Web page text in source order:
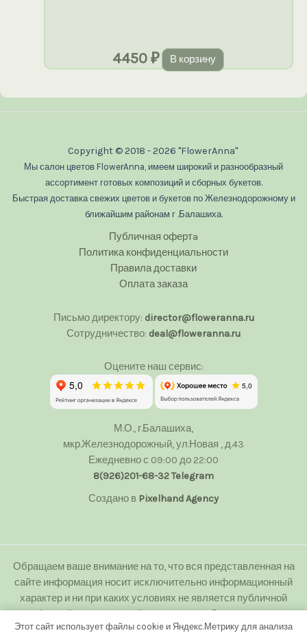
4450₽ В корзину
Copyright © 2018 - 2026 "FlowerAnna"
Мы салон цветов FlowerAnna, имеем широкий и разнообразный
ассортимент готовых композиций и сборных букетов.
Быстрая доставка свежих цветов и букетов по Железнодорожному и
ближайшим районам г .Балашиха.
Публичная офертa
Политика конфиденциальности
Правила доставки
Оплата заказа
Письмо директору: director@floweranna.ru
Сотрудничество: deal@floweranna.ru
Оцените наш сервис:
М.О., г.Балашиха,
мкр.Железнодорожный, ул.Новая , д.43
Ежедневно с 09:00 до 22:00
8(926)201-68-32Telegram
Создано в Pixelhand Agency
Обращаем ваше внимание на то, что вся представленная на
сайте информация носит исключительно информационный
характер и ни при каких условиях не является публичной
Гражданского кодекса Российской Федерации.
Этот сайт использует файлы cookie и Яндекс.Метрику для анализа